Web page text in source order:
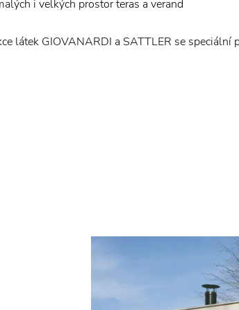
i velkých prostor teras a verand
látek GIOVANARDI a SATTLER se speciální